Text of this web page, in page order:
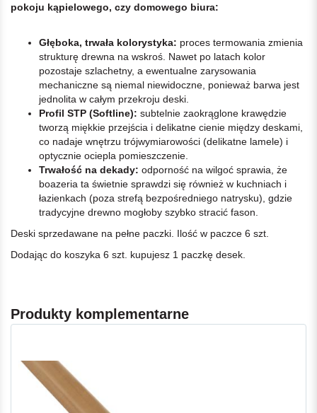
pokoju kąpielowego, czy domowego biura:
Głęboka, trwała kolorystyka: proces termowania zmienia
strukturę drewna na wskroś. Nawet po latach kolor
pozostaje szlachetny, a ewentualne zarysowania
mechaniczne są niemal niewidoczne, ponieważ barwa jest
jednolita w całym przekroju deski.
Profil STP (Softline): subtelnie zaokrąglone krawędzie
tworzą miękkie przejścia i delikatne cienie między deskami,
co nadaje wnętrzu trójwymiarowości (delikatne lamele) i
optycznie ociepla pomieszczenie.
Trwałość na dekady: odporność na wilgoć sprawia, że
boazeria ta świetnie sprawdzi się również w kuchniach i
łazienkach (poza strefą bezpośredniego natrysku), gdzie
tradycyjne drewno mogłoby szybko stracić fason.
Deski sprzedawane na pełne paczki. Ilość w paczce 6 szt.
Dodając do koszyka 6 szt. kupujesz 1 paczkę desek.
Produkty komplementarne